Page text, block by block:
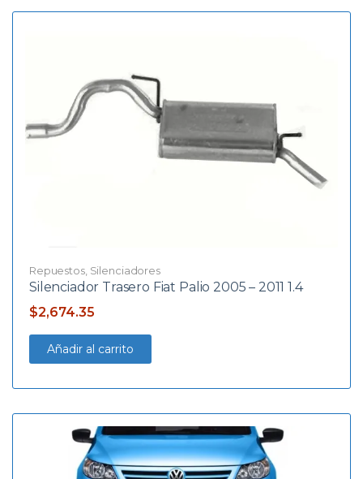
Repuestos, Silenciadores
Silenciador Trasero Fiat Palio 2005 – 2011 1.4
$2,674.35
Añadir al carrito